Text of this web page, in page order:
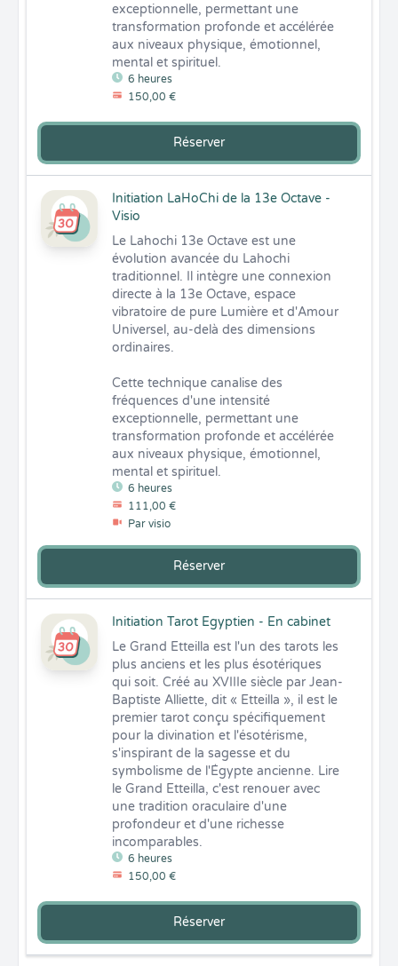
6 heures
150,00 €
exceptionnelle, permettant une
transformation profonde et accélérée
aux niveaux physique, émotionnel,
mental et spirituel.
Réserver
Initiation LaHoChi de la 13e Octave -
Visio
6 heures
111,00 €
Par visio
Le Lahochi 13e Octave est une
évolution avancée du Lahochi
traditionnel. Il intègre une connexion
directe à la 13e Octave, espace
vibratoire de pure Lumière et d'Amour
Universel, au-delà des dimensions
ordinaires.
Cette technique canalise des
fréquences d'une intensité
exceptionnelle, permettant une
transformation profonde et accélérée
aux niveaux physique, émotionnel,
mental et spirituel.
Réserver
Initiation Tarot Egyptien - En cabinet
6 heures
150,00 €
Le Grand Etteilla est l'un des tarots les
plus anciens et les plus ésotériques
qui soit. Créé au XVIIIe siècle par Jean-
Baptiste Alliette, dit « Etteilla », il est le
premier tarot conçu spécifiquement
pour la divination et l'ésotérisme,
s'inspirant de la sagesse et du
symbolisme de l'Égypte ancienne. Lire
le Grand Etteilla, c'est renouer avec
une tradition oraculaire d'une
profondeur et d'une richesse
incomparables.
Réserver